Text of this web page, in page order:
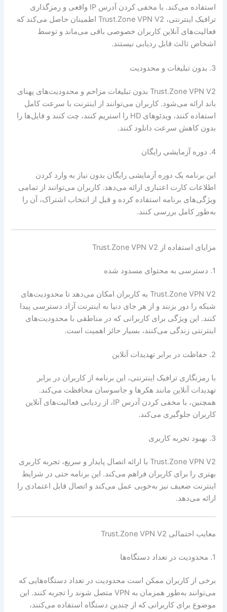
استفاده می‌کند. با مخفی کردن آدرس IP واقعی و رمزگذاری
ترافیک اینترنتی، Trust.Zone VPN V2 اطمینان حاصل می‌کند که
فعالیت‌های آنلاین کاربران خصوصی باقی می‌ماند و توسط
اشخاص ثالث قابل ردیابی نیستند.
3. بدون تبلیغات و محدودیت
Trust.Zone VPN V2 بدون تبلیغات مزاحم و محدودیت‌های پهنای
باند ارائه می‌شود. کاربران می‌توانند از اینترنت با سرعت کامل
استفاده کنند، ویدئوهای HD را استریم کنند، چت کنند و فایل‌ها را
بدون کاهش سرعت دانلود کنند.
4. دوره آزمایشی رایگان
این برنامه یک دوره آزمایشی رایگان بدون نیاز به وارد کردن
اطلاعات کارت اعتباری ارائه می‌دهد. کاربران می‌توانند از تمامی
ویژگی‌های برنامه استفاده کرده و قبل از انتخاب اشتراک، آن را
به‌طور کامل بررسی کنند.
مزایای استفاده از Trust.Zone VPN V2
1. دسترسی به محتوای مسدود شده
Trust.Zone VPN V2 به کاربران امکان می‌دهد تا محدودیت‌های
شبکه را دور بزنند و از هر جای دنیا به اینترنت آزاد دسترسی پیدا
کنند. این ویژگی برای کاربرانی که در مناطقی با محدودیت‌های
اینترنتی زندگی می‌کنند، بسیار حائز اهمیت است.
2. حفاظت در برابر تهدیدات آنلاین
با رمزنگاری ترافیک اینترنتی، این برنامه از کاربران در برابر
تهدیدات آنلاین مانند هکرها و جاسوسان محافظت می‌کند.
همچنین، با مخفی کردن آدرس IP، از ردیابی فعالیت‌های آنلاین
کاربران جلوگیری می‌کند.
3. بهبود تجربه کاربری
Trust.Zone VPN V2 با ارائه اتصال پایدار و سریع، تجربه کاربری
بهتری را برای کاربران فراهم می‌کند. این برنامه حتی در شرایط
اینترنت ضعیف نیز به‌خوبی عمل می‌کند و اتصال قابل اعتمادی را
ارائه می‌دهد.
معایب احتمالی Trust.Zone VPN V2
1. محدودیت در تعداد دستگاه‌ها
برخی از کاربران ممکن است محدودیت در تعداد دستگاه‌هایی که
می‌توانند به‌طور همزمان به VPN متصل شوند را تجربه کنند. این
موضوع برای کاربرانی که از چندین دستگاه استفاده می‌کنند،